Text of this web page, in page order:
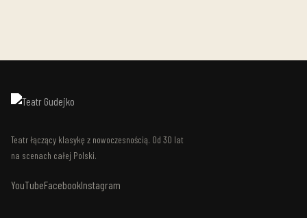
Teatr łączący klasykę z nowoczesnością. Od 30 lat
na scenach całej Polski.
YouTubeFacebookInstagram